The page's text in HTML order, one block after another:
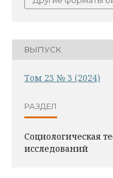
ВЫПУСК
Том 23 № 3 (2024)
РАЗДЕЛ
Социологическая
исследований